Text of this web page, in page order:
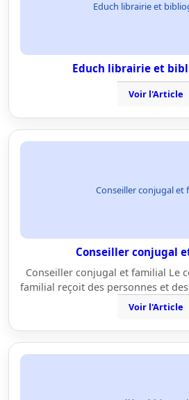
Educh librairie et
Educh librairie et
Voir l'Article
Conseiller conjugal et
Conseiller conjugal
Conseiller conjugal et familial Le
familial reçoit des personnes et
Voir l'Article